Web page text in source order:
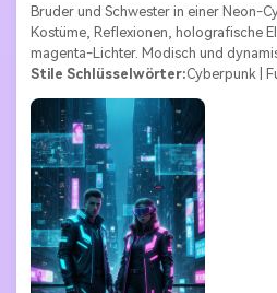
Bruder und Schwester in einer Neon-
Kostüme, Reflexionen, holografische
magenta-Lichter. Modisch und
Stile Schlüsselwörter:Cyberpunk |
Stilisiert | Technologische Kunst